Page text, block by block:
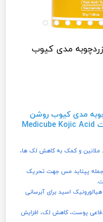
مدی کیوب
مدی کیوب روشن
کننده و تسکین دهنده قوی پوست Medicube Kojic Acid
و کمک به کاهش لک‌ ها،
پپتاید مس جهت تحریک
اسید برای آبرسانی
پوست، کاهش لک، افزایش